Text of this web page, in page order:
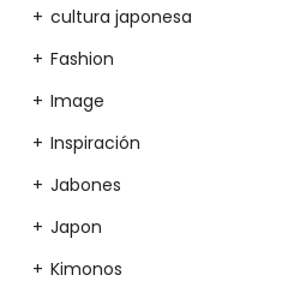
cultura japonesa
Fashion
Image
Inspiración
Jabones
Japon
Kimonos